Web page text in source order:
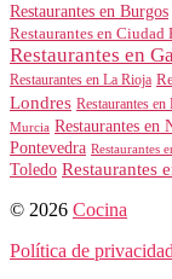
Restaurantes en Burgos
Restaurantes en Ciudad
Restaurantes en
Restaurantes en La Rioja
Londres Restaurantes en
Murcia Restaurantes en
Pontevedra Restaurantes
Toledo Restaurantes
© 2026 Cocina
Política de privacidad